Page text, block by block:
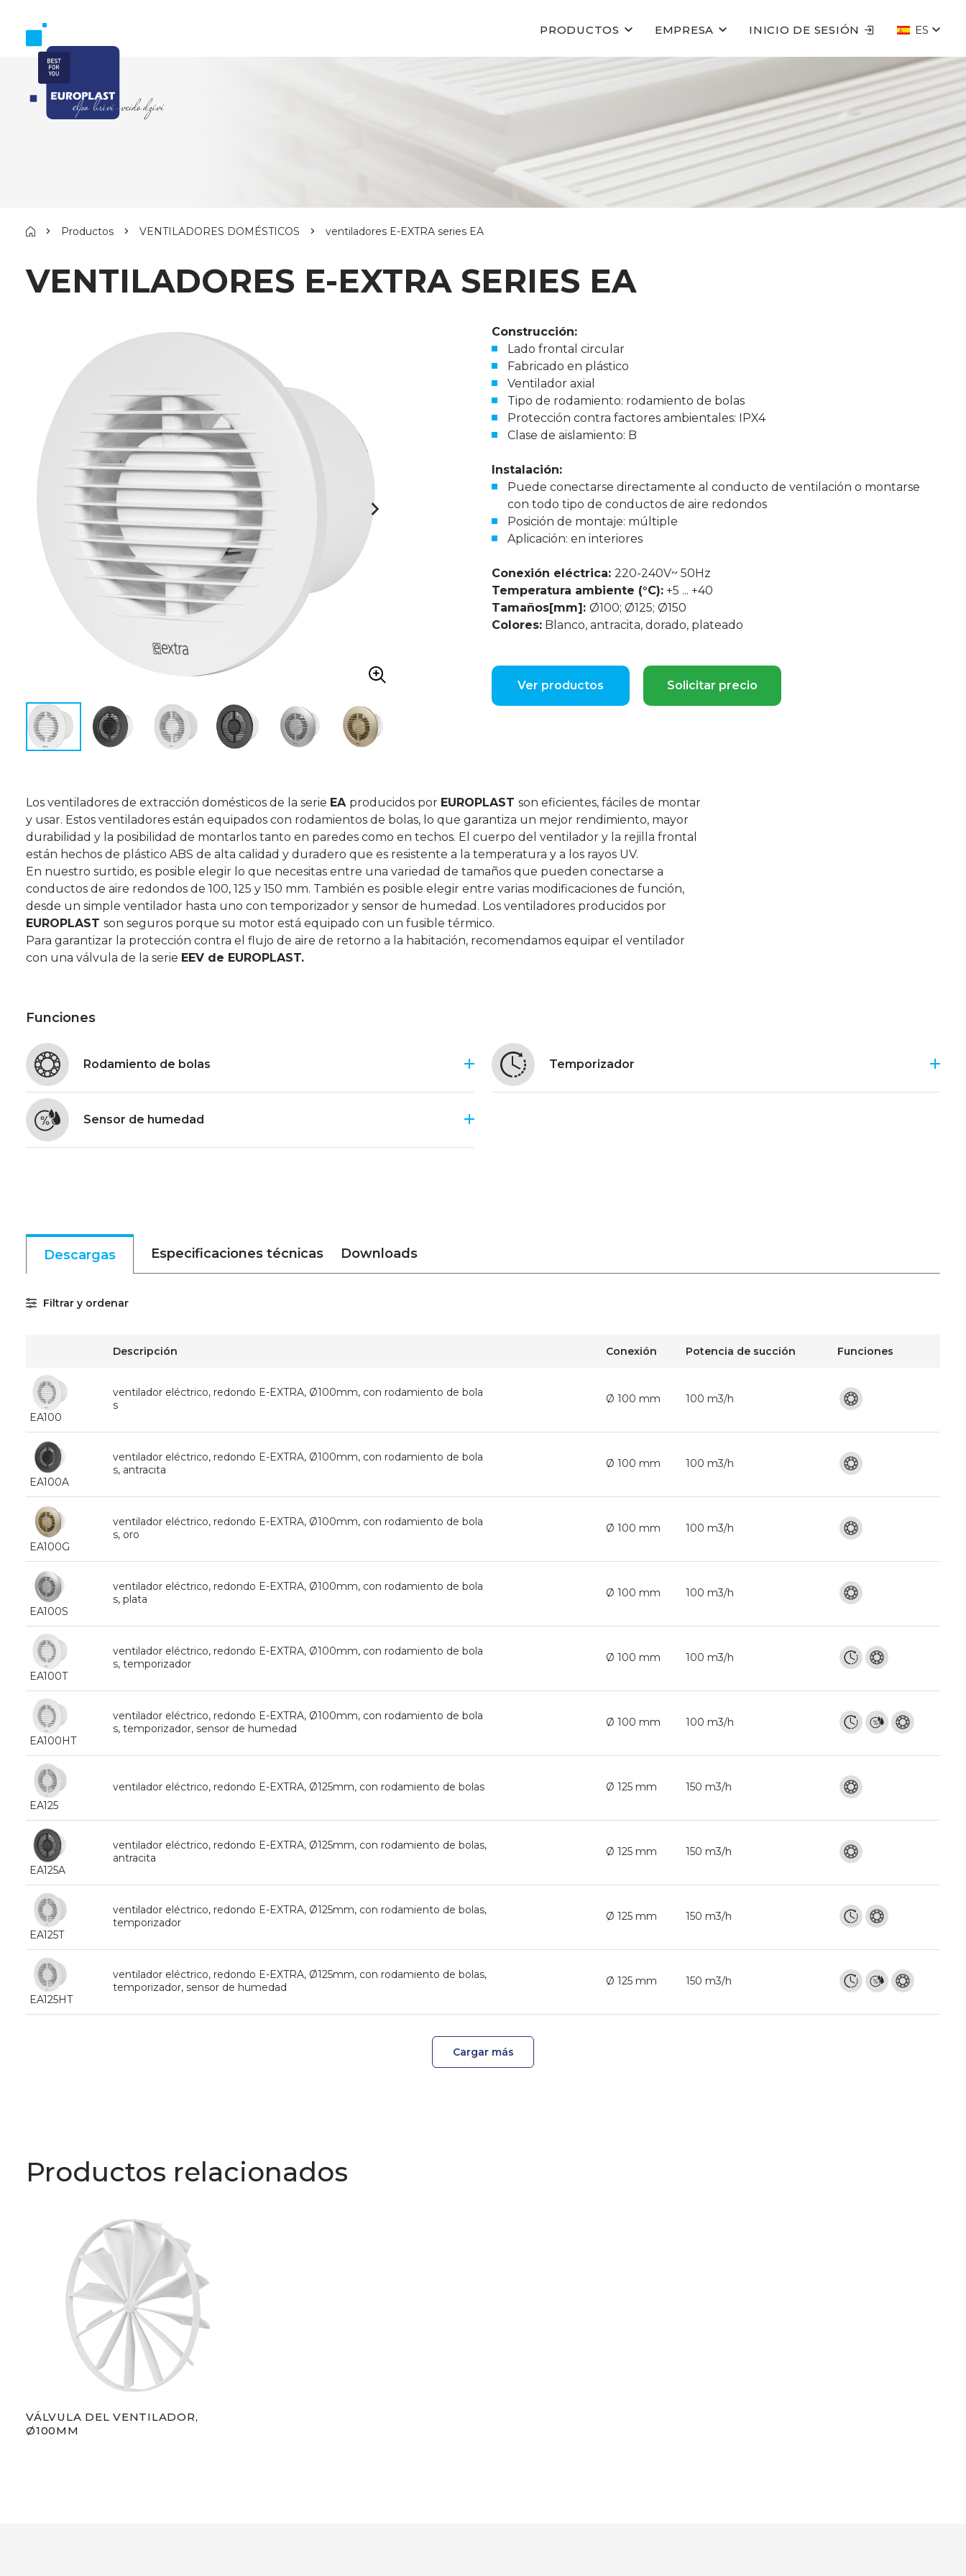
PRODUCTOS EMPRESA INICIO DE SESIÓN ES
Productos VENTILADORES DOMÉSTICOS ventiladores E-EXTRA series EA
VENTILADORES E-EXTRA SERIES EA
Construcción:
Lado frontal circular
Fabricado en plástico
Ventilador axial
Tipo de rodamiento: rodamiento de bolas
Protección contra factores ambientales: IPX4
Clase de aislamiento: B
Instalación:
Puede conectarse directamente al conducto de ventilación o montarse
con todo tipo de conductos de aire redondos
Posición de montaje: múltiple
Aplicación: en interiores
Conexión eléctrica: 220-240V~ 50Hz
Temperatura ambiente (°C): +5 ... +40
Tamaños[mm]: Ø100; Ø125; Ø150
Colores: Blanco, antracita, dorado, plateado
Ver productos Solicitar precio
Los ventiladores de extracción domésticos de la serie EA producidos por EUROPLAST son eficientes, fáciles de montar
y usar. Estos ventiladores están equipados con rodamientos de bolas, lo que garantiza un mejor rendimiento, mayor
durabilidad y la posibilidad de montarlos tanto en paredes como en techos. El cuerpo del ventilador y la rejilla frontal
están hechos de plástico ABS de alta calidad y duradero que es resistente a la temperatura y a los rayos UV.
En nuestro surtido, es posible elegir lo que necesitas entre una variedad de tamaños que pueden conectarse a
conductos de aire redondos de 100, 125 y 150 mm. También es posible elegir entre varias modificaciones de función,
desde un simple ventilador hasta uno con temporizador y sensor de humedad. Los ventiladores producidos por
EUROPLAST son seguros porque su motor está equipado con un fusible térmico.
Para garantizar la protección contra el flujo de aire de retorno a la habitación, recomendamos equipar el ventilador
con una válvula de la serie EEV de EUROPLAST.
Funciones
Rodamiento de bolas
Sensor de humedad
Temporizador
Descargas Especificaciones técnicas Downloads
Filtrar y ordenar
Descripción Conexión Potencia de succión Funciones
EA100
ventilador eléctrico, redondo E-EXTRA, Ø100mm, con rodamiento de bola
s
Ø 100 mm 100 m3/h
EA100A
ventilador eléctrico, redondo E-EXTRA, Ø100mm, con rodamiento de bola
s, antracita
Ø 100 mm 100 m3/h
EA100G
ventilador eléctrico, redondo E-EXTRA, Ø100mm, con rodamiento de bola
s, oro
Ø 100 mm 100 m3/h
EA100S
ventilador eléctrico, redondo E-EXTRA, Ø100mm, con rodamiento de bola
s, plata
Ø 100 mm 100 m3/h
EA100T
ventilador eléctrico, redondo E-EXTRA, Ø100mm, con rodamiento de bola
s, temporizador
Ø 100 mm 100 m3/h
EA100HT
ventilador eléctrico, redondo E-EXTRA, Ø100mm, con rodamiento de bola
s, temporizador, sensor de humedad
Ø 100 mm 100 m3/h
EA125
ventilador eléctrico, redondo E-EXTRA, Ø125mm, con rodamiento de bolas Ø 125 mm 150 m3/h
EA125A
ventilador eléctrico, redondo E-EXTRA, Ø125mm, con rodamiento de bolas,
antracita
Ø 125 mm 150 m3/h
EA125T
ventilador eléctrico, redondo E-EXTRA, Ø125mm, con rodamiento de bolas,
temporizador
Ø 125 mm 150 m3/h
EA125HT
ventilador eléctrico, redondo E-EXTRA, Ø125mm, con rodamiento de bolas,
temporizador, sensor de humedad
Ø 125 mm 150 m3/h
Cargar más
Productos relacionados
VÁLVULA DEL VENTILADOR,
Ø100MM